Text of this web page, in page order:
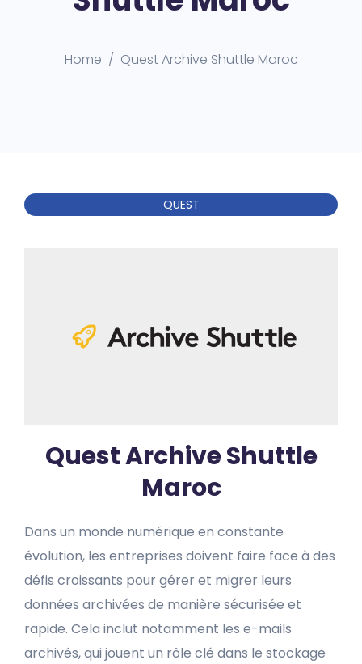
Home Quest Archive Shuttle Maroc
QUEST
Quest Archive Shuttle
Maroc
Dans un monde numérique en constante
évolution, les entreprises doivent faire face à des
défis croissants pour gérer et migrer leurs
données archivées de manière sécurisée et
rapide. Cela inclut notamment les e-mails
archivés, qui jouent un rôle clé dans le stockage